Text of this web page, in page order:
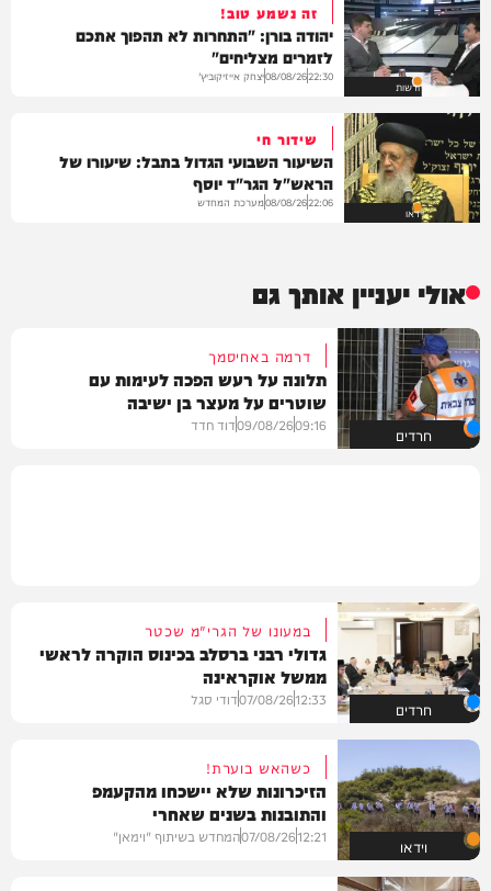
חדשות
זה נשמע טוב!
יהודה בורן: "התחרות לא תהפוך אתכם
לזמרים מצליחים"
22:30
08/08/26יצחק אייזיקוביץ'
וידאו
שידור חי
השיעור השבועי הגדול בתבל: שיעורו של
הראש"ל הגר"ד יוסף
22:06
08/08/26מערכת המחדש
אולי יעניין אותך גם
חרדים
דרמה באחיסמך
תלונה על רעש הפכה לעימות עם
שוטרים על מעצר בן ישיבה
09:16
09/08/26דוד חדד
חרדים
במעונו של הגרי"מ שכטר
גדולי רבני ברסלב בכינוס הוקרה לראשי
ממשל אוקראינה
12:33
07/08/26דודי סגל
וידאו
כשהאש בוערת!
הזיכרונות שלא יישכחו מהקעמפ
והתובנות בשנים שאחרי
12:21
07/08/26המחדש בשיתוף "וימאן"